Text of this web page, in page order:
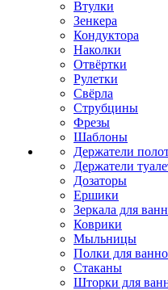
Втулки
Зенкера
Кондуктора
Наколки
Отвёртки
Рулетки
Свёрла
Струбцины
Фрезы
Шаблоны
Держатели
Держатели
Дозаторы
Ершики
Зеркала для
Коврики
Мыльницы
Полки для
Стаканы
Шторки для